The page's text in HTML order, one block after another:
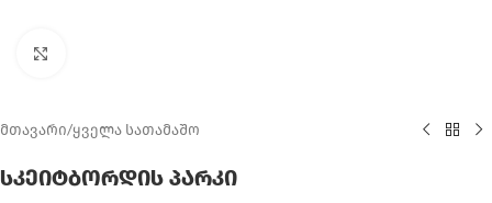
მთავარი/ყველა სათამაშო
სკეიტბორდის პარკი